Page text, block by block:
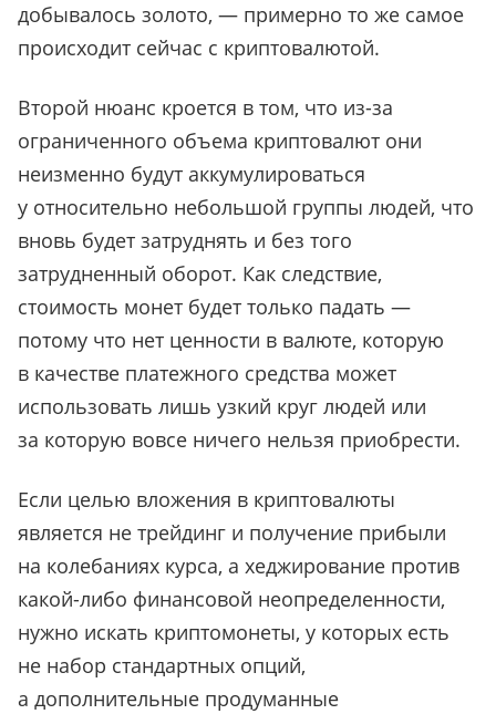
добывалось золото, — примерно то же самое
происходит сейчас с криптовалютой.
Второй нюанс кроется в том, что из-за
ограниченного объема криптовалют они
неизменно будут аккумулироваться
у относительно небольшой группы людей, что
вновь будет затруднять и без того
затрудненный оборот. Как следствие,
стоимость монет будет только падать —
потому что нет ценности в валюте, которую
в качестве платежного средства может
использовать лишь узкий круг людей или
за которую вовсе ничего нельзя приобрести.
Если целью вложения в криптовалюты
является не трейдинг и получение прибыли
на колебаниях курса, а хеджирование против
какой-либо финансовой неопределенности,
нужно искать криптомонеты, у которых есть
не набор стандартных опций,
а дополнительные продуманные